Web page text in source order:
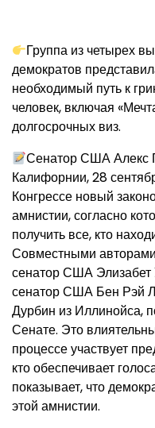
Группа из четырех
демократов
необходимый путь к
человек, включая
долгосрочных виз.
Сенатор США Алекс
Калифорнии, 28
Конгрессе новый
амнистии, согласно
получить все, кто
Совместными
сенатор США Элизабет
сенатор США Бен Рэй
Дурбин из Иллинойса,
Сенате. Это
процессе участвует
кто обеспечивает
показывает, что
этой амнистии.